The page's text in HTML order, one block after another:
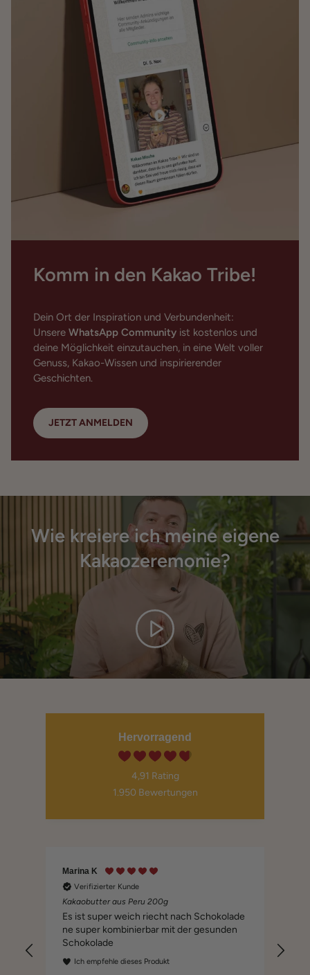
Komm in den Kakao Tribe!
Dein Ort der Inspiration und Verbundenheit:
Unsere WhatsApp Community ist kostenlos und
deine Möglichkeit einzutauchen, in eine Welt voller
Genuss, Kakao-Wissen und inspirierender
Geschichten.
JETZT ANMELDEN
Wie kreiere ich meine eigene
Kakaozeremonie?
Hervorragend
4,91 Rating
1.950 Bewertungen
Marina K
Verifizierter Kunde
Kakaobutter aus Peru 200g
Es ist super weich riecht nach Schokolade
ne super kombinierbar mit der gesunden
Schokolade
Ich empfehle dieses Produkt